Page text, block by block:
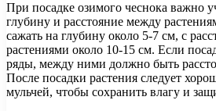
При посадке озимого чеснока важно
глубину и расстояние между
сажать на глубину около 5-7 см, с
растениями около 10-15 см. Если
ряды, между ними должно быть
После посадки растения следует
мульчей, чтобы сохранить влагу и